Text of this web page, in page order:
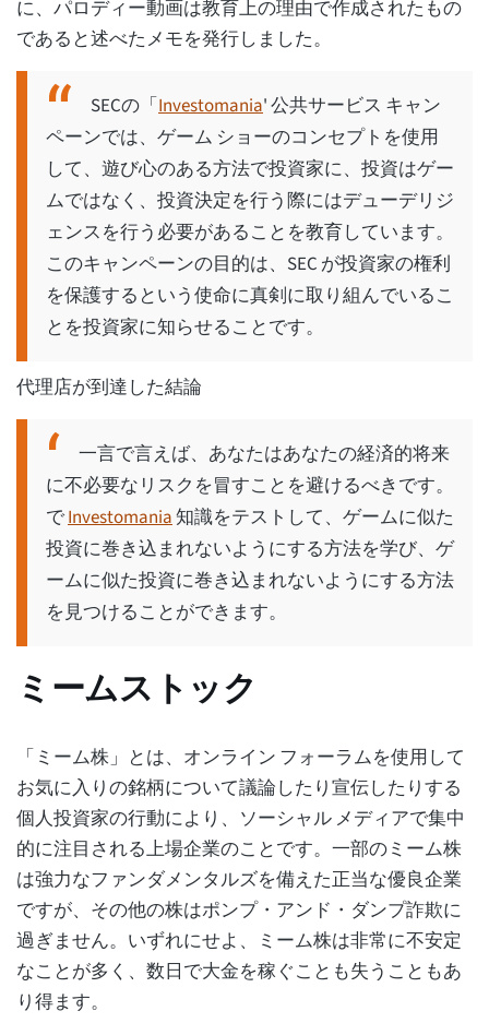
に、パロディー動画は教育上の理由で作成されたもの
であると述べたメモを発行しました。
SECの「Investomania' 公共サービス キャン
ペーンでは、ゲーム ショーのコンセプトを使用
して、遊び心のある方法で投資家に、投資はゲー
ムではなく、投資決定を行う際にはデューデリジ
ェンスを行う必要があることを教育しています。
このキャンペーンの目的は、SEC が投資家の権利
を保護するという使命に真剣に取り組んでいるこ
とを投資家に知らせることです。
代理店が到達した結論
一言で言えば、あなたはあなたの経済的将来
に不必要なリスクを冒すことを避けるべきです。
でInvestomania知識をテストして、ゲームに似た
投資に巻き込まれないようにする方法を学び、ゲ
ームに似た投資に巻き込まれないようにする方法
を見つけることができます。
ミームストック
「ミーム株」とは、オンライン フォーラムを使用して
お気に入りの銘柄について議論したり宣伝したりする
個人投資家の行動により、ソーシャル メディアで集中
的に注目される上場企業のことです。一部のミーム株
は強力なファンダメンタルズを備えた正当な優良企業
ですが、その他の株はポンプ・アンド・ダンプ詐欺に
過ぎません。いずれにせよ、ミーム株は非常に不安定
なことが多く、数日で大金を稼ぐことも失うこともあ
り得ます。